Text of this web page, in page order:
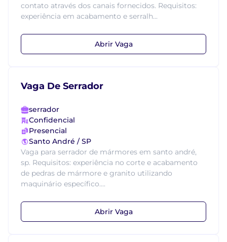
contato através dos canais fornecidos. Requisitos:
experiência em acabamento e serralh...
Abrir Vaga
Vaga De Serrador
serrador
Confidencial
Presencial
Santo André / SP
Vaga para serrador de mármores em santo andré,
sp. Requisitos: experiência no corte e acabamento
de pedras de mármore e granito utilizando
maquinário específico....
Abrir Vaga